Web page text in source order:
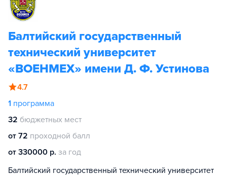
Балтийский государственный
технический университет
«ВОЕНМЕХ» имени Д. Ф. Устинова
4.7
1 программа
32 бюджетных мест
от 72 проходной балл
от 330000 р. за год
Балтийский государственный технический университет